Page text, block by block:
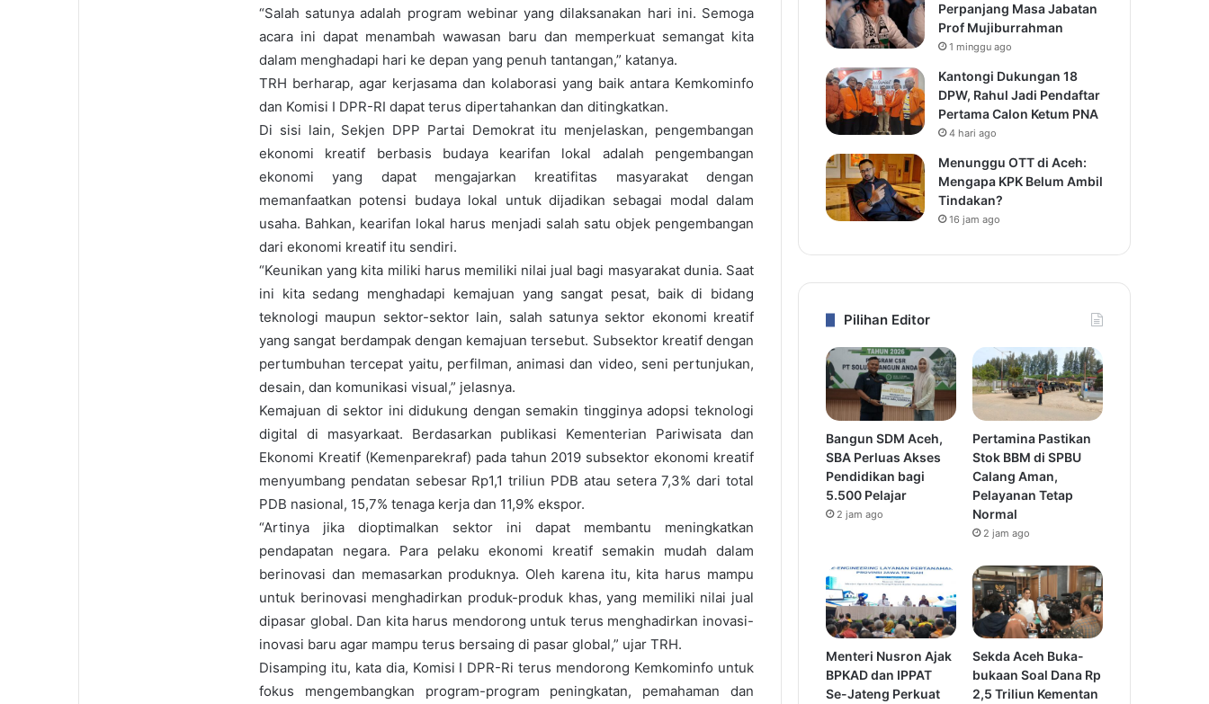
“Salah satunya adalah program webinar yang dilaksanakan hari ini. Semoga
acara ini dapat menambah wawasan baru dan memperkuat semangat kita
dalam menghadapi hari ke depan yang penuh tantangan,” katanya.
TRH berharap, agar kerjasama dan kolaborasi yang baik antara Kemkominfo
dan Komisi I DPR-RI dapat terus dipertahankan dan ditingkatkan.
Di sisi lain, Sekjen DPP Partai Demokrat itu menjelaskan, pengembangan
ekonomi kreatif berbasis budaya kearifan lokal adalah pengembangan
ekonomi yang dapat mengajarkan kreatifitas masyarakat dengan
memanfaatkan potensi budaya lokal untuk dijadikan sebagai modal dalam
usaha. Bahkan, kearifan lokal harus menjadi salah satu objek pengembangan
dari ekonomi kreatif itu sendiri.
“Keunikan yang kita miliki harus memiliki nilai jual bagi masyarakat dunia. Saat
ini kita sedang menghadapi kemajuan yang sangat pesat, baik di bidang
teknologi maupun sektor-sektor lain, salah satunya sektor ekonomi kreatif
yang sangat berdampak dengan kemajuan tersebut. Subsektor kreatif dengan
pertumbuhan tercepat yaitu, perfilman, animasi dan video, seni pertunjukan,
desain, dan komunikasi visual,” jelasnya.
Kemajuan di sektor ini didukung dengan semakin tingginya adopsi teknologi
digital di masyarkaat. Berdasarkan publikasi Kementerian Pariwisata dan
Ekonomi Kreatif (Kemenparekraf) pada tahun 2019 subsektor ekonomi kreatif
menyumbang pendatan sebesar Rp1,1 triliun PDB atau setera 7,3% dari total
PDB nasional, 15,7% tenaga kerja dan 11,9% ekspor.
“Artinya jika dioptimalkan sektor ini dapat membantu meningkatkan
pendapatan negara. Para pelaku ekonomi kreatif semakin mudah dalam
berinovasi dan memasarkan produknya. Oleh karena itu, kita harus mampu
untuk berinovasi menghadirkan produk-produk khas, yang memiliki nilai jual
dipasar global. Dan kita harus mendorong untuk terus menghadirkan inovasi-
inovasi baru agar mampu terus bersaing di pasar global,” ujar TRH.
Disamping itu, kata dia, Komisi I DPR-Ri terus mendorong Kemkominfo untuk
fokus mengembangkan program-program peningkatan, pemahaman dan
Perpanjang Masa Jabatan
Prof Mujiburrahman
1 minggu ago
Kantongi Dukungan 18
DPW, Rahul Jadi Pendaftar
Pertama Calon Ketum PNA
4 hari ago
Menunggu OTT di Aceh:
Mengapa KPK Belum Ambil
Tindakan?
16 jam ago
Pilihan Editor
Bangun SDM Aceh,
SBA Perluas Akses
Pendidikan bagi
5.500 Pelajar
2 jam ago
Pertamina Pastikan
Stok BBM di SPBU
Calang Aman,
Pelayanan Tetap
Normal
2 jam ago
Menteri Nusron Ajak
BPKAD dan IPPAT
Se-Jateng Perkuat
Sekda Aceh Buka-
bukaan Soal Dana Rp
2,5 Triliun Kementan